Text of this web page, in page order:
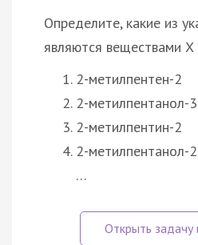
Определите, какие из
являются веществами X
2-метилпентен-2
2-метилпентанол-3
2-метилпентин-2
2-метилпентанол-2
…